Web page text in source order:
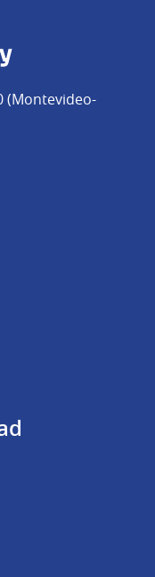
(Montevideo-